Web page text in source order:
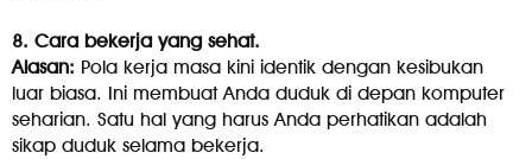
8. Cara bekerja yang sehat.
Alasan: Pola kerja masa kini identik dengan kesibukan
luar biasa. Ini membuat Anda duduk di depan komputer
seharian. Satu hal yang harus Anda perhatikan adalah
sikap duduk selama bekerja.